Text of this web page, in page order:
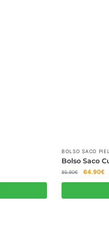
BOLSO SACO
Bolso Saco
85.90€
El
precio
era:
64.90€El